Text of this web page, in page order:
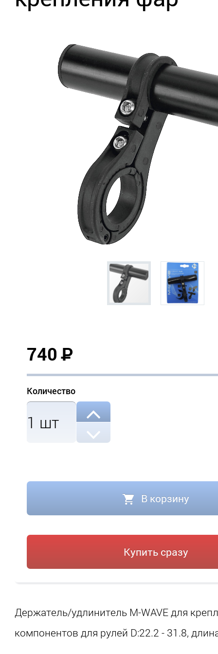
740Р
Количество
1 шт
В корзину
Купить сразу
Держатель/удлинитель M-WAVE для
компонентов для рулей D:22.2 - 31.8,